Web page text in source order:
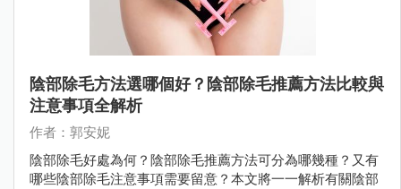
陰部除毛方法選哪個好？陰部除毛推薦方法比較與
注意事項全解析
作者：郭安妮
陰部除毛好處為何？陰部除毛推薦方法可分為哪幾種？又有
哪些陰部除毛注意事項需要留意？本文將一一解析有關陰部